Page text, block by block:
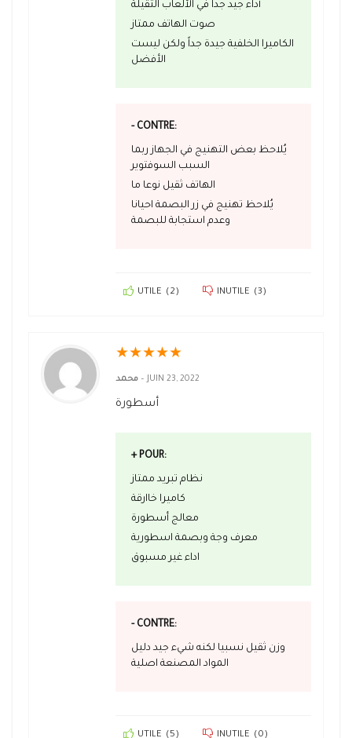
أداء جيد جداً في الألعاب الثقيلة
صوت الهاتف ممتاز
الكاميرا الخلفية جيدة جداً ولكن ليست
الأفضل
- CONTRE:
يُلاحظ بعض التهنيج في الجهاز ربما
السبب السوفتوير
الهاتف ثقيل نوعا ما
يُلاحظ تهنيج في زر البصمة احيانا
وعدم استجابة للبصمة
UTILE (2) INUTILE (3)
★★★★★
– JUIN 23, 2022
أسطورة
+ POUR:
نظام تبريد ممتاز
كاميرا خاارقة
معالج أسطورة
معرف وجة وبصمة اسطورية
اداء غير مسبوق
- CONTRE:
وزن ثقيل نسبيا لكنه شيء جيد دليل
المواد المصنعة اصلية
UTILE (5) INUTILE (0)